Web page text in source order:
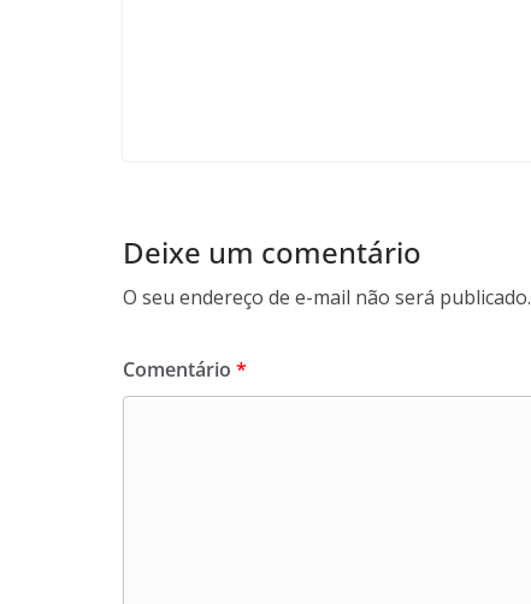
Deixe um comentário
O seu endereço de e-mail não será publicado.
Comentário *